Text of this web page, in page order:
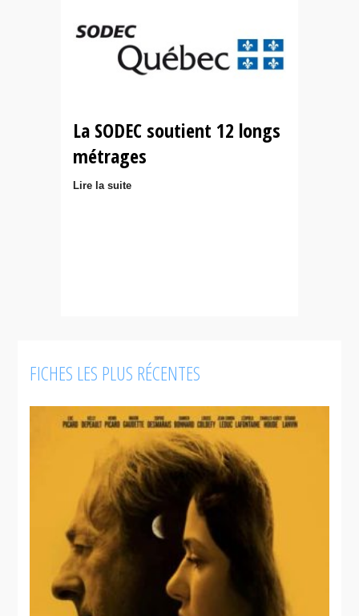
La SODEC soutient 12 longs
métrages
Lire la suite
FICHES LES PLUS RÉCENTES